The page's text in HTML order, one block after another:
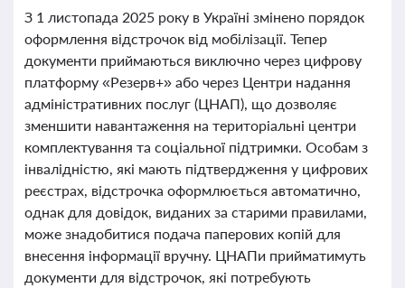
З 1 листопада 2025 року в Україні змінено порядок
оформлення відстрочок від мобілізації. Тепер
документи приймаються виключно через цифрову
платформу «Резерв+» або через Центри надання
адміністративних послуг (ЦНАП), що дозволяє
зменшити навантаження на територіальні центри
комплектування та соціальної підтримки. Особам з
інвалідністю, які мають підтвердження у цифрових
реєстрах, відстрочка оформлюється автоматично,
однак для довідок, виданих за старими правилами,
може знадобитися подача паперових копій для
внесення інформації вручну. ЦНАПи прийматимуть
документи для відстрочок, які потребують